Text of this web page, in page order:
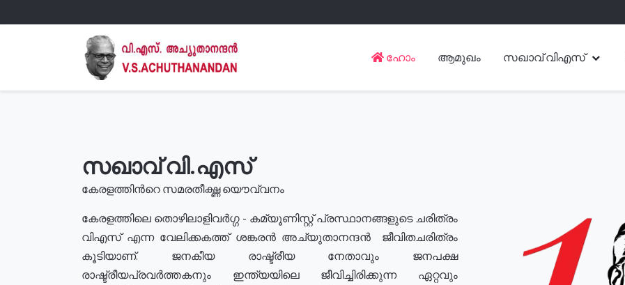
ഹോം ആമുഖം സഖാവ് വിഎസ്
സഖാവ് വി.എസ്
കേരളത്തിൻറെ സമരതീക്ഷ്ണ യൌവ്വനം
കേരളത്തിലെ തൊഴിലാളിവർഗ്ഗ - കമ്യൂണിസ്റ്റ് പ്രസ്ഥാനങ്ങളുടെ ചരിത്രം
വിഎസ് എന്ന വേലിക്കകത്ത് ശങ്കരൻ അച്യുതാനന്ദൻ ജീവിതചരിത്രം
കൂടിയാണ്. ജനകീയ രാഷ്ട്രീയ നേതാവും ജനപക്ഷ
രാഷ്ട്രീയപ്രവർത്തകനും ഇന്ത്യയിലെ ജീവിച്ചിരിക്കുന്ന ഏറ്റവും